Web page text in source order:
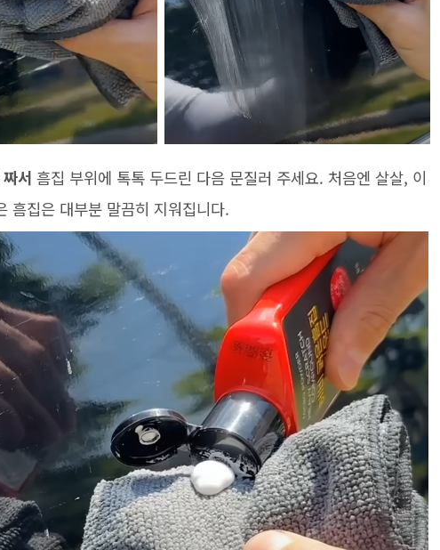
서 흠집 부위에 톡톡 두드린 다음 문질러 주세요. 처음엔 살살, 이
흠집은 대부분 말끔히 지워집니다.